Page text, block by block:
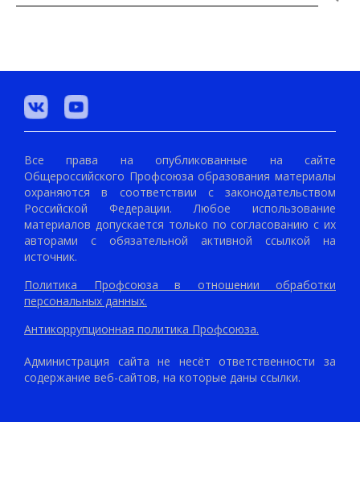
Все права на опубликованные на сайте
Общероссийского Профсоюза образования материалы
охраняются в соответствии с законодательством
Российской Федерации. Любое использование
материалов допускается только по согласованию с их
авторами с обязательной активной ссылкой на
источник.
Политика Профсоюза в отношении обработки
персональных данных.
Антикоррупционная политика Профсоюза.
Администрация сайта не несёт ответственности за
содержание веб-сайтов, на которые даны ссылки.